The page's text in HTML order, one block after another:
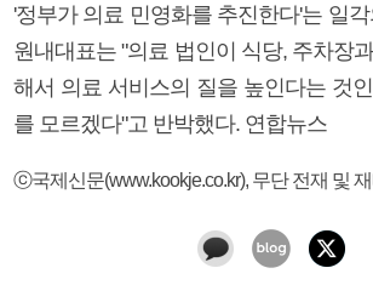
'정부가 의료 민영화를 추진한다'는 일
원내대표는 "의료 법인이 식당, 주차장
해서 의료 서비스의 질을 높인다는 것
를 모르겠다"고 반박했다. 연합뉴스
ⓒ국제신문(www.kookje.co.kr), 무단 전재 및